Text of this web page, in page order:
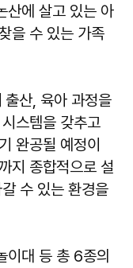
산에 살고 있는 아
을 수 있는 가족
출산, 육아 과정을
스템을 갖추고
완공될 예정이
지 종합적으로 설
수 있는 환경을
이대 등 총 6종의